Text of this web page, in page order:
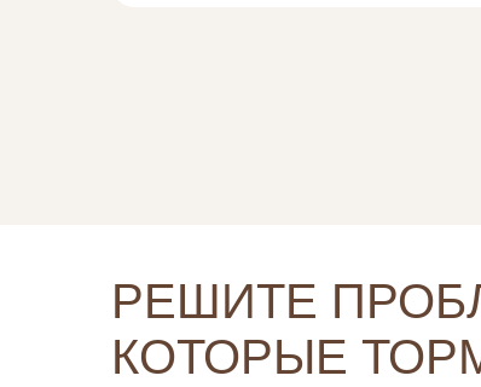
РЕШИТЕ
КОТОРЫЕ